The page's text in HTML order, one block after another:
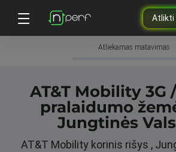
Atlikti
Atliekamas matavimas
AT&T Mobility 3G
pralaidumo
Jungtinės
AT&T Mobility korinis rišys ,